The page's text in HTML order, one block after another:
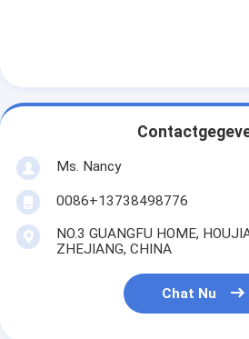
Motornokkenas
Motor Koppelstang
TRAPASkatrol
Ms. Nancy
0086+13738498776
NO.3 GUANGFU HOME,
ZHEJIANG, CHINA
Chat Nu